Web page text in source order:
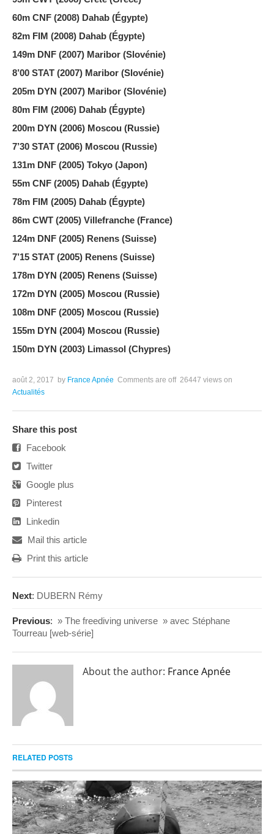
60m CNF (2008) Dahab (Égypte)
82m FIM (2008) Dahab (Égypte)
149m DNF (2007) Maribor (Slovénie)
8’00 STAT (2007) Maribor (Slovénie)
205m DYN (2007) Maribor (Slovénie)
80m FIM (2006) Dahab (Égypte)
200m DYN (2006) Moscou (Russie)
7’30 STAT (2006) Moscou (Russie)
131m DNF (2005) Tokyo (Japon)
55m CNF (2005) Dahab (Égypte)
78m FIM (2005) Dahab (Égypte)
86m CWT (2005) Villefranche (France)
124m DNF (2005) Renens (Suisse)
7’15 STAT (2005) Renens (Suisse)
178m DYN (2005) Renens (Suisse)
172m DYN (2005) Moscou (Russie)
108m DNF (2005) Moscou (Russie)
155m DYN (2004) Moscou (Russie)
150m DYN (2003) Limassol (Chypres)
août 2, 2017 by France Apnée Comments are off 26447 views on
Actualités
Share this post
Facebook
Twitter
Google plus
Pinterest
Linkedin
Mail this article
Print this article
Next: DUBERN Rémy
Previous: » The freediving universe » avec Stéphane
Tourreau [web-série]
About the author: France Apnée
RELATED POSTS